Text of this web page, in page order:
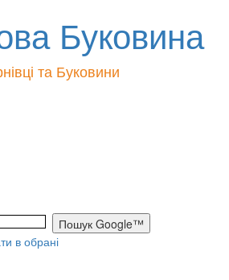
Буковина
та Буковини
в обрані